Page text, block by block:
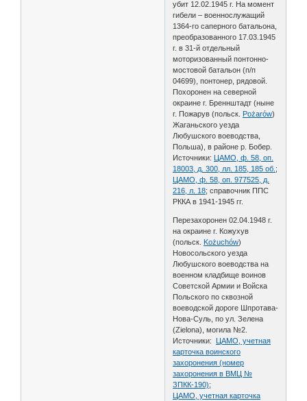
убит 12.02.1945 г. На момент
гибели – военнослужащий
1364-го саперного батальона,
преобразованного 17.03.1945
г. в 31-й отдельный
моторизованный понтонно-
мостовой батальон (п/п
04699), понтонер, рядовой.
Похоронен на северной
окраине г. Бреннштадт (ныне
г. Пожарув (польск. Pożarów)
Жаганьского уезда
Любушского воеводства,
Польша), в районе р. Бобер.
Источники: ЦАМО, ф. 58, оп.
18003, д. 300, лл. 185, 185 об. ;
ЦАМО, ф. 58, оп. 977525, д.
216, л. 18; справочник ППС
РККА в 1941-1945 гг.
Перезахоронен 02.04.1948 г.
на окраине г. Кожухув
(польск. Kożuchów)
Новосольского уезда
Любушского воеводства на
военном кладбище воинов
Советской Армии и Войска
Польского по сквозной
воеводской дороге Шпротава-
Нова-Суль, по ул. Зелена
(Zielona), могила №2.
Источники: ЦАМО, учетная
карточка воинского
захоронения (номер
захоронения в ВМЦ №
ЗПКК-190);
ЦАМО, учетная карточка